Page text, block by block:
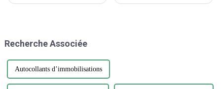
l'entreprise envers...
Recherche Associée
Autocollants d’immobilisations